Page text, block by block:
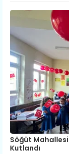
Söğüt
Kutlandı